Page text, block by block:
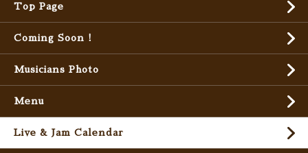
Top Page
Coming Soon !
Musicians Photo
Menu
Live & Jam Calendar